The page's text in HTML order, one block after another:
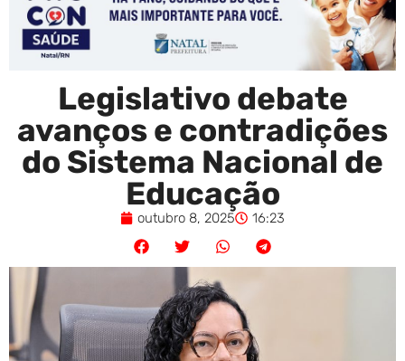
Legislativo debate
avanços e contradições
do Sistema Nacional de
Educação
outubro 8, 2025 16:23